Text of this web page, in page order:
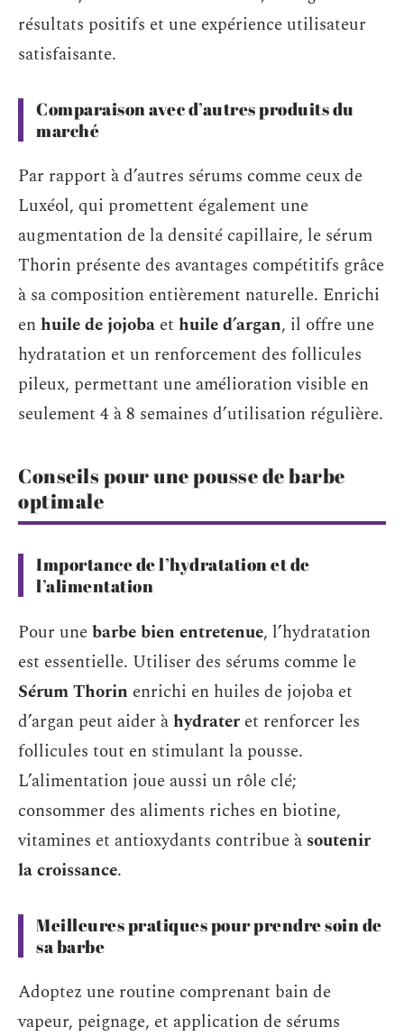
résultats positifs et une expérience utilisateur
satisfaisante.
Comparaison avec d’autres produits du
marché
Par rapport à d’autres sérums comme ceux de
Luxéol, qui promettent également une
augmentation de la densité capillaire, le sérum
Thorin présente des avantages compétitifs grâce
à sa composition entièrement naturelle. Enrichi
enhuile de jojoba et huile d’argan, il offre une
hydratation et un renforcement des follicules
pileux, permettant une amélioration visible en
seulement 4 à 8 semaines d’utilisation régulière.
Conseils pour une pousse de barbe
optimale
Importance de l’hydratation et de
l’alimentation
Pour unebarbe bien entretenue, l’hydratation
est essentielle. Utiliser des sérums comme le
Sérum Thorin enrichi en huiles de jojoba et
d’argan peut aider àhydrater et renforcer les
follicules tout en stimulant la pousse.
L’alimentation joue aussi un rôle clé;
consommer des aliments riches en biotine,
vitamines et antioxydants contribue à soutenir
la croissance.
Meilleures pratiques pour prendre soin de
sa barbe
Adoptez une routine comprenant bain de
vapeur, peignage, et application de sérums